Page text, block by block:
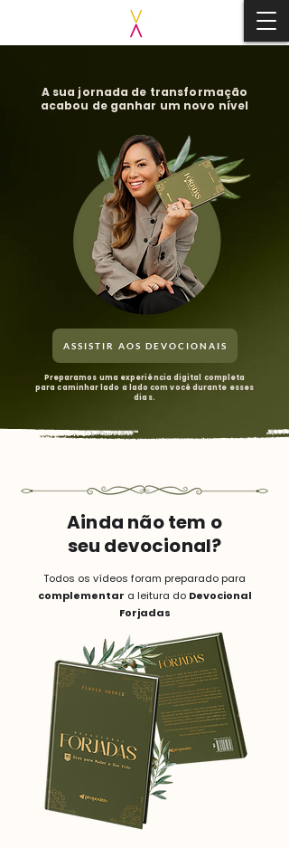
A sua jornada de transformação
acabou de ganhar um novo nível
ASSISTIR AOS DEVOCIONAIS
Preparamos uma experiência digital completa
para caminhar lado a lado com você durante esses
dias.
Ainda não tem o
seu devocional?
Todos os vídeos foram preparado para
complementar a leitura do Devocional
Forjadas